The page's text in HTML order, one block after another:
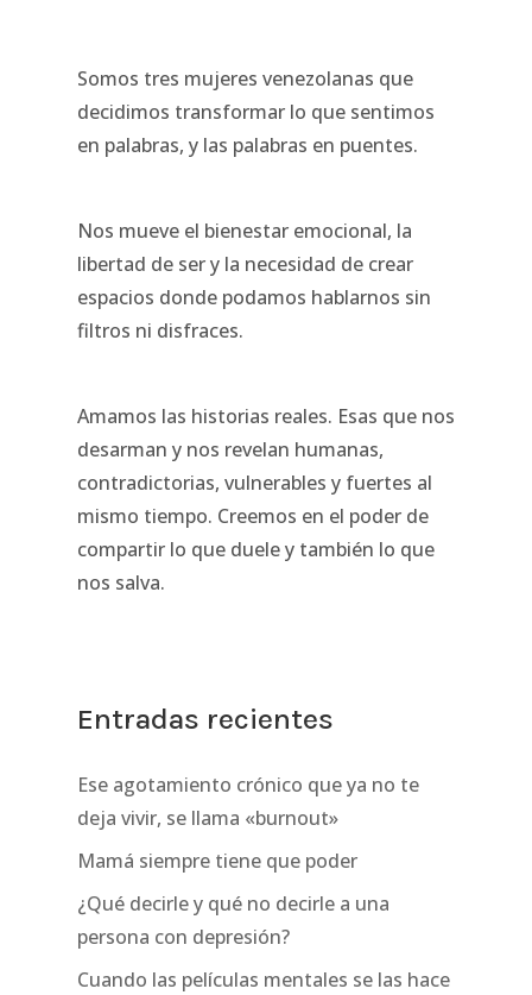
Somos tres mujeres venezolanas que
decidimos transformar lo que sentimos
en palabras, y las palabras en puentes.
Nos mueve el bienestar emocional, la
libertad de ser y la necesidad de crear
espacios donde podamos hablarnos sin
filtros ni disfraces.
Amamos las historias reales. Esas que nos
desarman y nos revelan humanas,
contradictorias, vulnerables y fuertes al
mismo tiempo. Creemos en el poder de
compartir lo que duele y también lo que
nos salva.
Entradas recientes
Ese agotamiento crónico que ya no te
deja vivir, se llama «burnout»
Mamá siempre tiene que poder
¿Qué decirle y qué no decirle a una
persona con depresión?
Cuando las películas mentales se las hace